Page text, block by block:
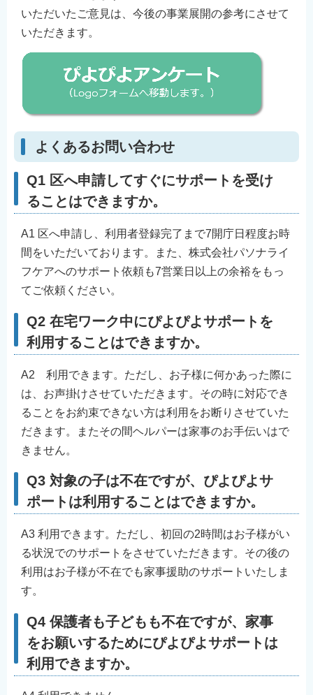
いただいたご意見は、今後の事業展開の参考にさせて
いただきます。
よくあるお問い合わせ
Q1 区へ申請してすぐにサポートを受け
ることはできますか。
A1 区へ申請し、利用者登録完了まで7開庁日程度お時
間をいただいております。また、株式会社パソナライ
フケアへのサポート依頼も7営業日以上の余裕をもっ
てご依頼ください。
Q2 在宅ワーク中にぴよぴよサポートを
利用することはできますか。
A2 利用できます。ただし、お子様に何かあった際に
は、お声掛けさせていただきます。その時に対応でき
ることをお約束できない方は利用をお断りさせていた
だきます。またその間ヘルパーは家事のお手伝いはで
きません。
Q3 対象の子は不在ですが、ぴよぴよサ
ポートは利用することはできますか。
A3 利用できます。ただし、初回の2時間はお子様がい
る状況でのサポートをさせていただきます。その後の
利用はお子様が不在でも家事援助のサポートいたしま
す。
Q4 保護者も子どもも不在ですが、家事
をお願いするためにぴよぴよサポートは
利用できますか。